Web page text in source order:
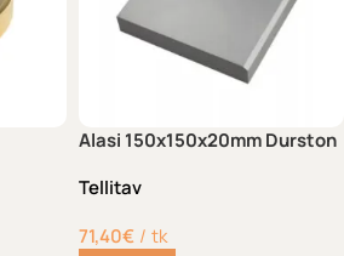
Alasi 150x150x20mm Durston
Tellitav
71,40€ tk